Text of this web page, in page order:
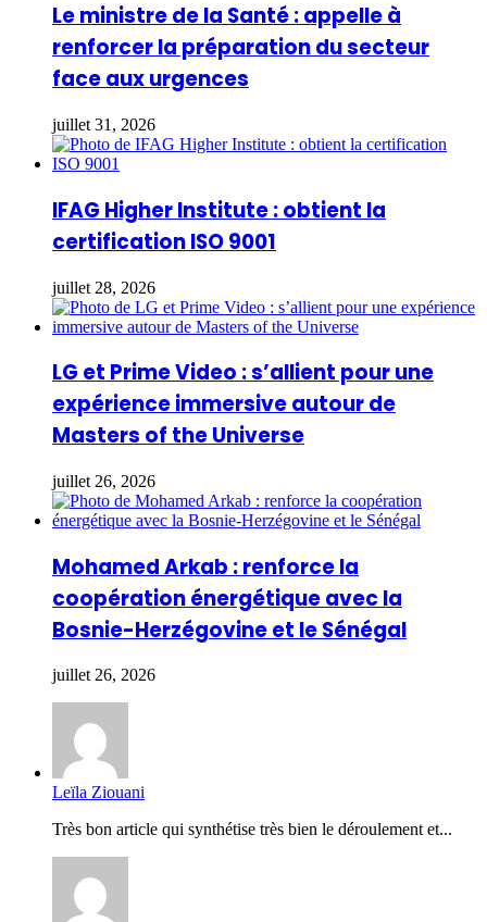
Le ministre de la Santé : appelle à
renforcer la préparation du secteur
face aux urgences
juillet 31, 2026
IFAG Higher Institute : obtient la
certification ISO 9001
juillet 28, 2026
LG et Prime Video : s’allient pour une
expérience immersive autour de
Masters of the Universe
juillet 26, 2026
Mohamed Arkab : renforce la
coopération énergétique avec la
Bosnie-Herzégovine et le Sénégal
juillet 26, 2026
Leïla Ziouani
Très bon article qui synthétise très bien le déroulement et...